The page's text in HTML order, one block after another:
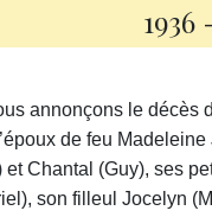
1936
annonçons le
de feu
Chantal (Guy), ses
son filleul Jocelyn